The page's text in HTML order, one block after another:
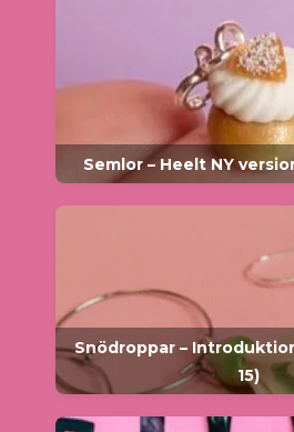
Semlor – Heelt NY
Snödroppar –
15)